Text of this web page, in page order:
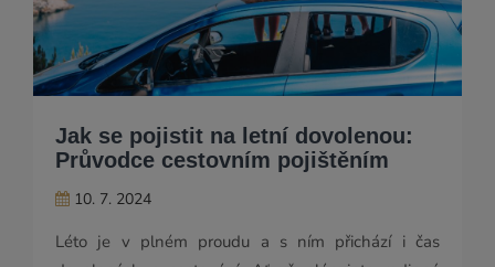
Jak se pojistit na letní dovolenou:
Průvodce cestovním pojištěním
10. 7. 2024
Léto je v plném proudu a s ním přichází i čas